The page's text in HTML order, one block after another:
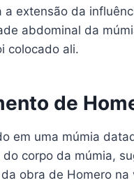
extensão da
abdominal da
colocado ali.
de
em uma múmia
corpo da múmia,
obra de Homero